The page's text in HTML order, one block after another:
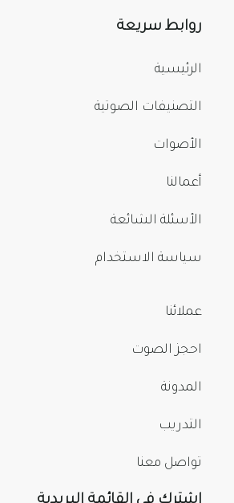
روابط سريعة
الرئيسية
التصنيفات الصوتية
الأصوات
أعمالنا
الأسئلة الشائعة
سياسة الاستخدام
عملائنا
احجز الصوت
المدونة
التدريب
تواصل معنا